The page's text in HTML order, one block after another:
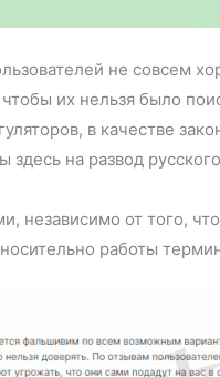
не совсем
их нельзя было
в качестве
на развод
независимо от того,
работы